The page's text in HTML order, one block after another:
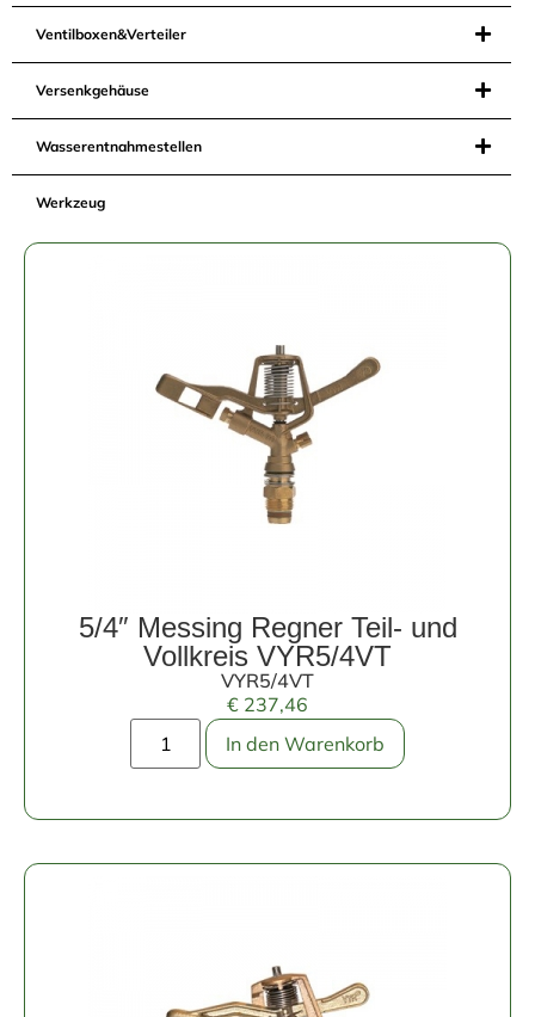
Ventilboxen&Verteiler
Versenkgehäuse
Wasserentnahmestellen
Werkzeug
5/4″ Messing Regner Teil- und
Vollkreis VYR5/4VT
VYR5/4VT
€ 237,46
In den Warenkorb